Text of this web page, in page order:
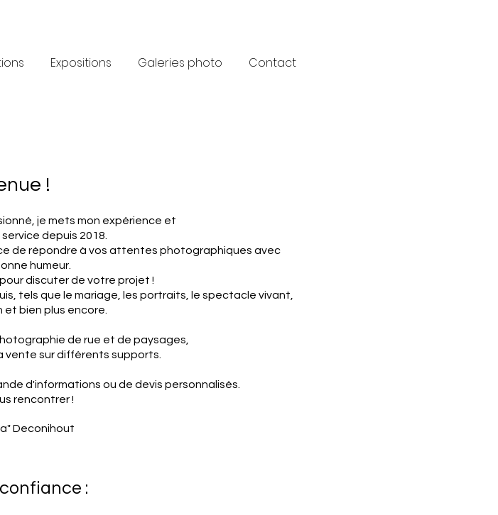
Expositions Galeries photo Contact
!
je mets mon expérience et
depuis 2018.
de répondre à vos attentes photographiques avec
humeur.
discuter de votre projet !
tels que le mariage, les portraits, le spectacle vivant,
et bien plus encore.
de rue et de paysages,
vente sur différents supports.
d'informations ou de devis personnalisés.
rencontrer !
Deconihout
: